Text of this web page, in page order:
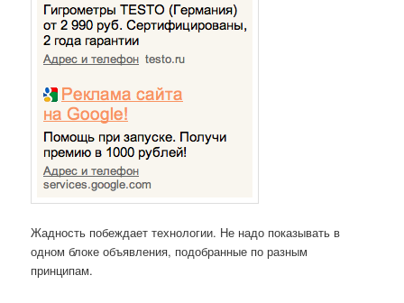
Жадность побеждает технологии. Не надо показывать в
одном блоке объявления, подобранные по разным
принципам.